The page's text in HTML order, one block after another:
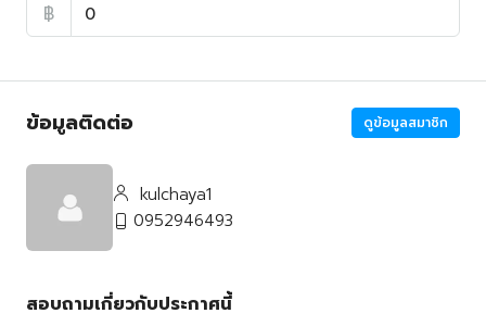
฿
ข้อมูลติดต่อ ดูข้อมูลสมาชิก
kulchaya1
0952946493
สอบถามเกี่ยวกับประกาศนี้